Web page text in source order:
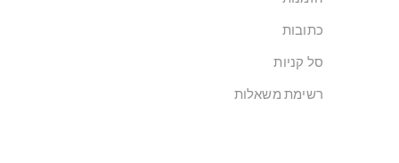
כתובות
סל קניות
רשימת משאלות